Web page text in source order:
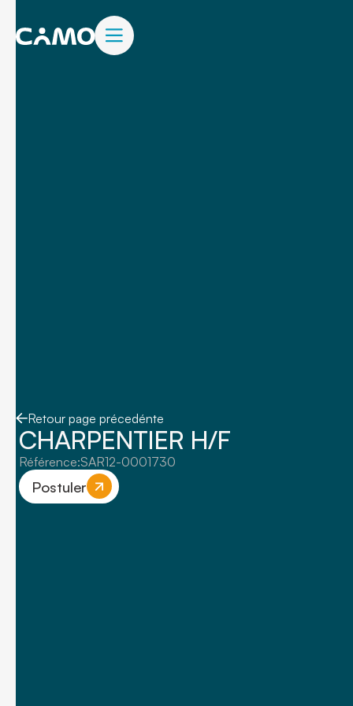
Retour page précedénte
CHARPENTIER H/F
Référence:SAR12-0001730
Postuler